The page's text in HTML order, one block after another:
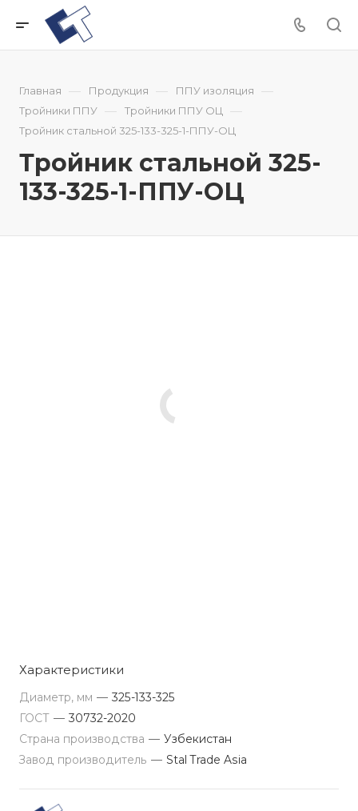
Главная — Продукция — ППУ изоляция —
Тройники ППУ — Тройники ППУ ОЦ —
Тройник стальной 325-133-325-1-ППУ-ОЦ
Тройник стальной 325-
133-325-1-ППУ-ОЦ
Характеристики
Диаметр, мм — 325-133-325
ГОСТ — 30732-2020
Страна производства — Узбекистан
Завод производитель — Stal Trade Asia